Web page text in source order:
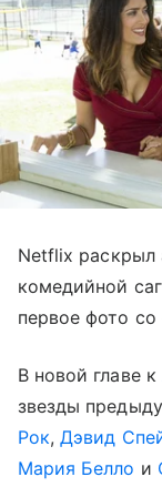
Netflix раскрыл
комедийной
первое фото
В новой главе к
звезды
Рок,Дэвид
Мария Белло и